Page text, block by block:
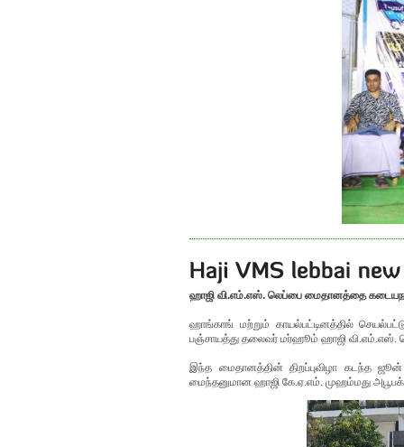
ஹாஜி வி.எம்.எஸ். லெப்பை மைதானத்தை
ஹாங்காங் மற்றும் காயல்பட்டினத்தில்
பஞ்சாயத்து தலைவர் மர்ஹூம் ஹாஜி வி.எம்.எஸ்.
இந்த மைதானத்தின் திறப்புவிழா கடந்த
மைந்தனுமான ஹாஜி கே.ஏ.எம். முஹம்மது